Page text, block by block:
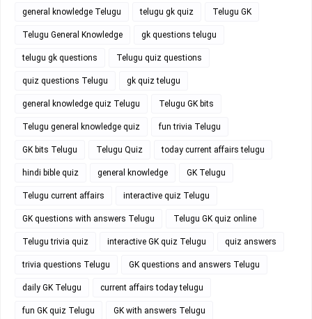
general knowledge Telugu telugu gk quiz Telugu GK
Telugu General Knowledge gk questions telugu
telugu gk questions Telugu quiz questions
quiz questions Telugu gk quiz telugu
general knowledge quiz Telugu Telugu GK bits
Telugu general knowledge quiz fun trivia Telugu
GK bits Telugu Telugu Quiz today current affairs telugu
hindi bible quiz general knowledge GK Telugu
Telugu current affairs interactive quiz Telugu
GK questions with answers Telugu Telugu GK quiz online
Telugu trivia quiz interactive GK quiz Telugu quiz answers
trivia questions Telugu GK questions and answers Telugu
daily GK Telugu current affairs today telugu
fun GK quiz Telugu GK with answers Telugu